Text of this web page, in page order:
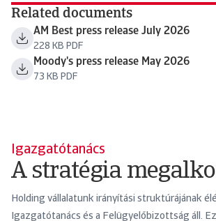
Related documents
AM Best press release July 2026
228 KB PDF
Moody's press release May 2026
73 KB PDF
Igazgatótanács
A stratégia
Holding vállalatunk irányítási struktúrájának
Igazgatótanács és a Felügyelőbizottság áll.